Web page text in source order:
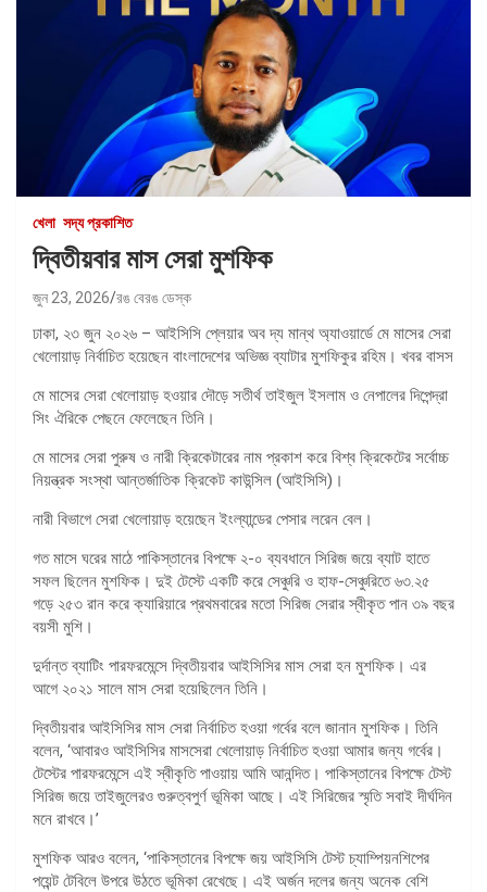
খেলা সদ্য প্রকাশিত
দ্বিতীয়বার মাস সেরা মুশফিক
জুন 23, 2026 রঙ বেরঙ ডেস্ক
ঢাকা, ২৩ জুন ২০২৬ – আইসিসি প্লেয়ার অব দ্য মান্থ অ্যাওয়ার্ডে মে মাসের সেরা
খেলোয়াড় নির্বাচিত হয়েছেন বাংলাদেশের অভিজ্ঞ ব্যাটার মুশফিকুর রহিম। খবর বাসস
মে মাসের সেরা খেলোয়াড় হওয়ার দৌড়ে সতীর্থ তাইজুল ইসলাম ও নেপালের দিপেন্দ্রা
সিং ঐরিকে পেছনে ফেলেছেন তিনি।
মে মাসের সেরা পুরুষ ও নারী ক্রিকেটারের নাম প্রকাশ করে বিশ্ব ক্রিকেটের সর্বোচ্চ
নিয়ন্ত্রক সংস্থা আন্তর্জাতিক ক্রিকেট কাউন্সিল (আইসিসি)।
নারী বিভাগে সেরা খেলোয়াড় হয়েছেন ইংল্যান্ডের পেসার লরেন বেল।
গত মাসে ঘরের মাঠে পাকিস্তানের বিপক্ষে ২-০ ব্যবধানে সিরিজ জয়ে ব্যাট হাতে
সফল ছিলেন মুশফিক। দুই টেস্টে একটি করে সেঞ্চুরি ও হাফ-সেঞ্চুরিতে ৬৩.২৫
গড়ে ২৫৩ রান করে ক্যারিয়ারে প্রথমবারের মতো সিরিজ সেরার স্বীকৃত পান ৩৯ বছর
বয়সী মুশি।
দুর্দান্ত ব্যাটিং পারফরমেন্সে দ্বিতীয়বার আইসিসির মাস সেরা হন মুশফিক। এর
আগে ২০২১ সালে মাস সেরা হয়েছিলেন তিনি।
দ্বিতীয়বার আইসিসির মাস সেরা নির্বাচিত হওয়া গর্বের বলে জানান মুশফিক। তিনি
বলেন, ‘আবারও আইসিসির মাসসেরা খেলোয়াড় নির্বাচিত হওয়া আমার জন্য গর্বের।
টেস্টের পারফরমেন্সে এই স্বীকৃতি পাওয়ায় আমি আনন্দিত। পাকিস্তানের বিপক্ষে টেস্ট
সিরিজ জয়ে তাইজুলেরও গুরুত্বপুর্ণ ভূমিকা আছে। এই সিরিজের স্মৃতি সবাই দীর্ঘদিন
মনে রাখবে।’
মুশফিক আরও বলেন, ‘পাকিস্তানের বিপক্ষে জয় আইসিসি টেস্ট চ্যাম্পিয়নশিপের
পয়েন্ট টেবিলে উপরে উঠতে ভূমিকা রেখেছে। এই অর্জন দলের জন্য অনেক বেশি